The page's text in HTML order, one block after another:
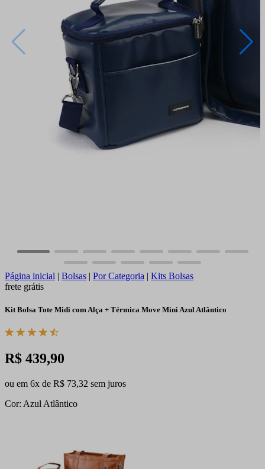
Página inicial | Bolsas | Por Categoria | Kits Bolsas
frete grátis
Kit Bolsa Tote Midi com Alça + Térmica Move Mini Azul Atlântico
R$ 439,90
ou em 6x de R$ 73,32 sem juros
Cor: Azul Atlântico